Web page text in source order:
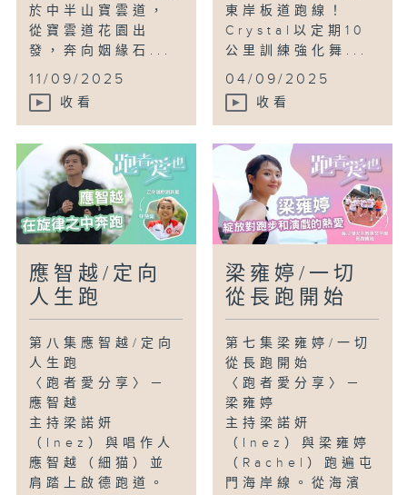
於中半山寶雲道，
從寶雲道花園出
發，奔向姻緣石...
11/09/2025
收看
東岸板道跑線！
Crystal以定期10
公里訓練強化舞...
04/09/2025
收看
應智越/定向
人生跑
第八集應智越/定向
人生跑
〈跑者愛分享〉－
應智越
主持梁諾妍
（Inez）與唱作人
應智越（細猫）並
肩踏上啟德跑道。
梁雍婷/一切
從長跑開始
第七集梁雍婷/一切
從長跑開始
〈跑者愛分享〉－
梁雍婷
主持梁諾妍
（Inez）與梁雍婷
（Rachel）跑遍屯
門海岸線。從海濱